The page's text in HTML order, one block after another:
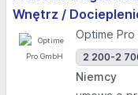
Wnętrz /
Optime Pro
2 200-2
Niemcy